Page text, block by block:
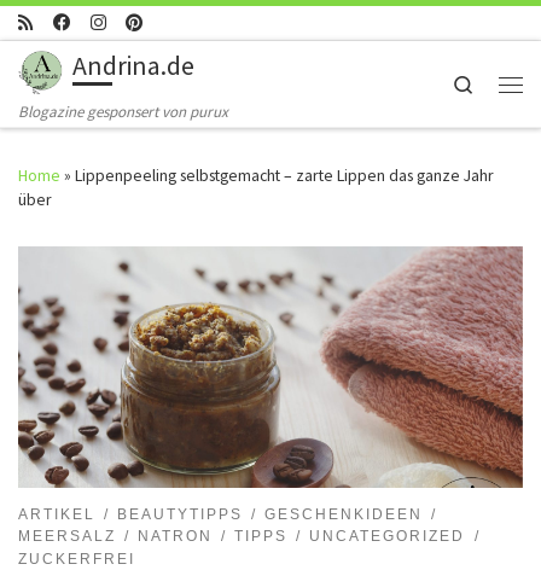
Skip to content
Andrina.de
Blogazine gesponsert von purux
Search
Home » Lippenpeeling selbstgemacht – zarte Lippen das ganze Jahr
über
ARTIKEL BEAUTYTIPPS
GESCHENKIDEEN
MEERSALZ
NATRON TIPPS
UNCATEGORIZED
ZUCKERFREI